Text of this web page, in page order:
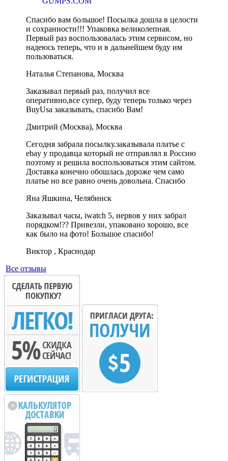
Спасибо вам большое! Посылка дошла в целости
и сохранности!!! Упаковка великолепная.
Первый раз воспользовалась этим сервисом, но
надеюсь теперь, что и в дальнейшем буду им
пользоваться.
Наталья Степанова, Москва
Заказывал первый раз, получил все
оперативно,все супер, буду теперь только через
BuyUsa заказывать, спасибо Вам!
Дмитрий (Москва), Москва
Сегодня забрала посылку.заказывала платье с
ebay у продавца который не отправлял в Россию
поэтому и решила воспользоваться этим сайтом.
Доставка конечно обошлась дороже чем само
платье но все равно очень довольна. Спасибо
Яна Яшкина, Челябинск
Заказывал часы, iwatch 5, нервов у них забрал
порядком!?? Привезли, упаковано хорошо, все
как было на фото! Большое спасибо!
Виктор , Краснодар
Все отзывы